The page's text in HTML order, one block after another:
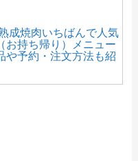
成焼肉いちばんで人気
お持ち帰り）メニュー
や予約・注文方法も紹